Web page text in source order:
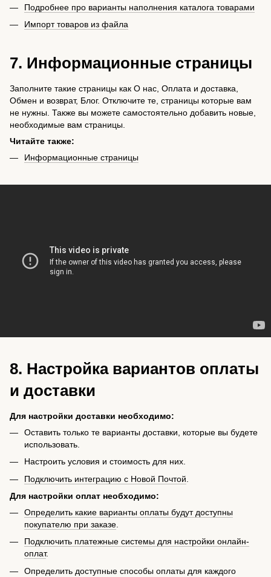
Подробнее про варианты наполнения каталога товарами
Импорт товаров из файла
7. Информационные страницы
Заполните такие страницы как О нас, Оплата и доставка,
Обмен и возврат, Блог. Отключите те, страницы которые вам
не нужны. Также вы можете самостоятельно добавить новые,
необходимые вам страницы.
Читайте также:
Информационные страницы
8. Настройка вариантов оплаты
и доставки
Для настройки доставки необходимо:
Оставить только те варианты доставки, которые вы будете
использовать.
Настроить условия и стоимость для них.
Подключить интеграцию с Новой Почтой
Для настройки оплат необходимо:
Определить какие варианты оплаты будут доступны
покупателю при заказе
Подключить платежные системы для настройки онлайн-
оплат.
Определить доступные способы оплаты для каждого